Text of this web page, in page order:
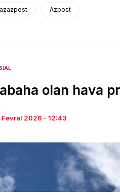
azazpost Azpost
olan hava
Fevral 2026 - 12:43